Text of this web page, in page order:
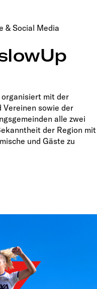
& Social Media
organisiert mit der
Vereinen sowie der
alle zwei
der Region mit
und Gäste zu